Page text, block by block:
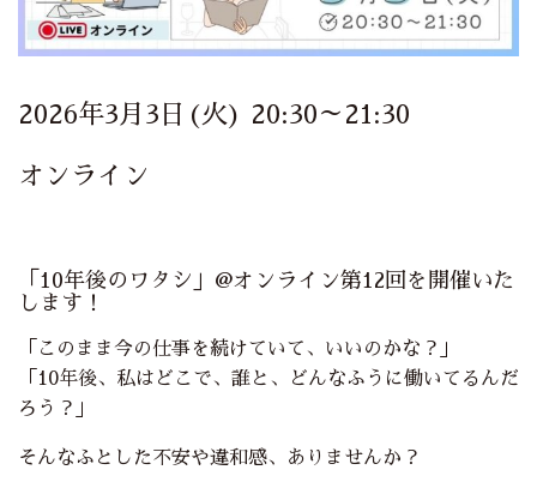
2026年3月3日(火) 20:30～21:30
オンライン
「10年後のワタシ」@オンライン第12回を開催いた
します！
「このまま今の仕事を続けていて、いいのかな？」
「10年後、私はどこで、誰と、どんなふうに働いてるんだ
ろう？」
そんなふとした不安や違和感、ありませんか？